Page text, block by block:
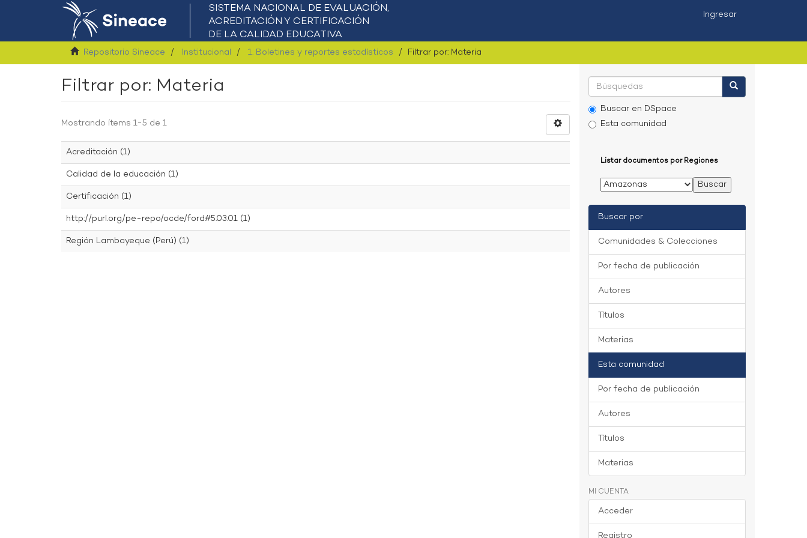
Ingresar
Repositorio Sineace Institucional 1. Boletines y reportes estadísticos Filtrar por: Materia
Filtrar por: Materia
Mostrando ítems 1-5 de 1
Acreditación (1)
Calidad de la educación (1)
Certificación (1)
http://purl.org/pe-repo/ocde/ford#5.03.01 (1)
Región Lambayeque (Perú) (1)
Buscar en DSpace
Esta comunidad
Listar documentos por Regiones
Buscar por
Comunidades & Colecciones
Por fecha de publicación
Autores
Títulos
Materias
Esta comunidad
Por fecha de publicación
Autores
Títulos
Materias
MI CUENTA
Acceder